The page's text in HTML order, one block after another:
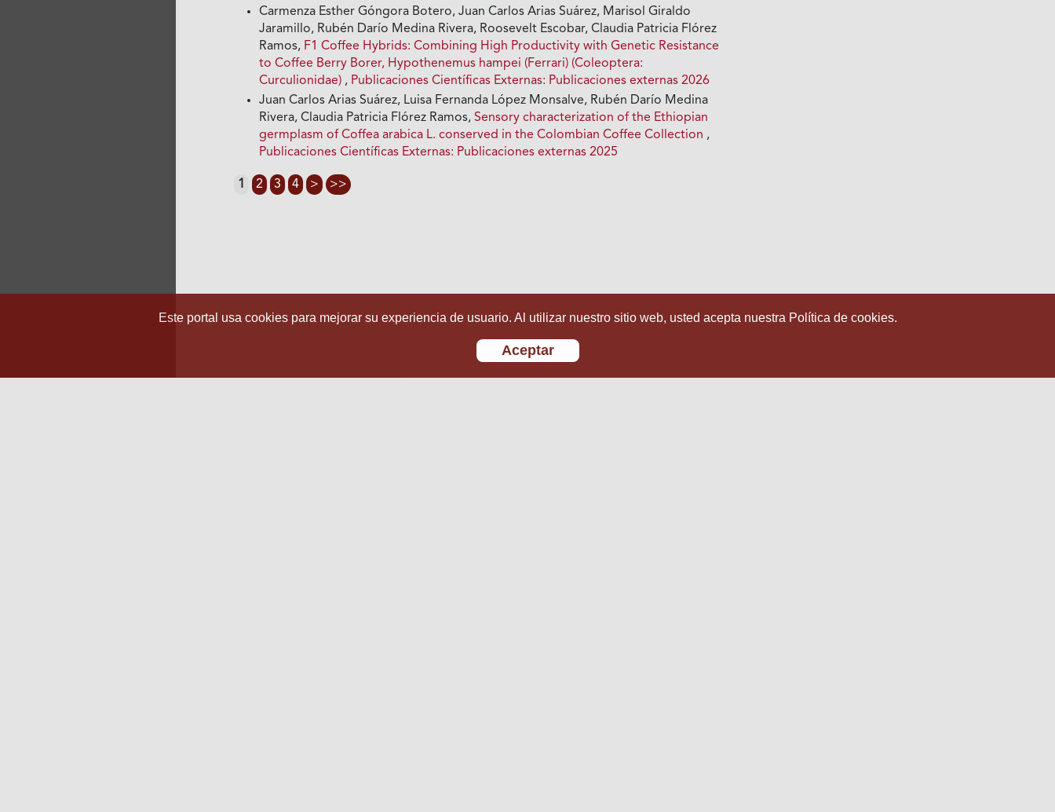
Carmenza Esther Góngora Botero, Juan Carlos Arias Suárez, Marisol Giraldo
Jaramillo, Rubén Darío Medina Rivera, Roosevelt Escobar, Claudia Patricia Flórez
Ramos, F1 Coffee Hybrids: Combining High Productivity with Genetic Resistance
to Coffee Berry Borer, Hypothenemus hampei (Ferrari) (Coleoptera:
Curculionidae) , Publicaciones Científicas Externas: Publicaciones externas 2026
Juan Carlos Arias Suárez, Luisa Fernanda López Monsalve, Rubén Darío Medina
Rivera, Claudia Patricia Flórez Ramos,Sensory characterization of the Ethiopian
germplasm of Coffea arabica L. conserved in the Colombian Coffee Collection ,
Publicaciones Científicas Externas: Publicaciones externas 2025
1 2 3 4 > >>
Este portal usa cookies para mejorar su experiencia de usuario. Al utilizar nuestro sitio web, usted acepta nuestra Política de cookies.
Aceptar